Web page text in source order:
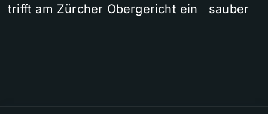
trifft am Zürcher Obergericht ein
sauber